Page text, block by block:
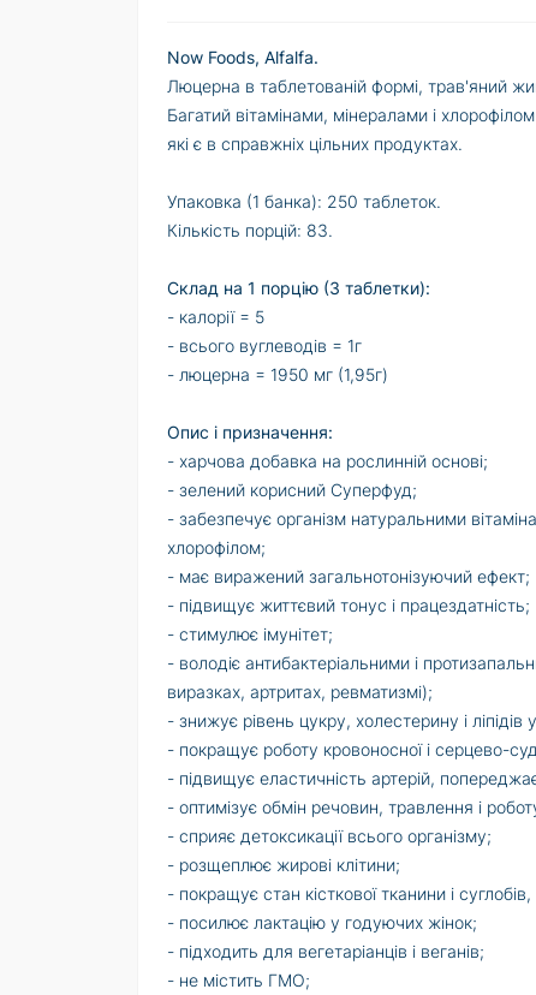
Now Foods, Alfalfa.
Люцерна в таблетованій формі, трав'яний
Багатий вітамінами, мінералами і
які є в справжніх цільних продуктах.
Упаковка (1 банка): 250 таблеток.
Кількість порцій: 83.
Склад на 1 порцію (3 таблетки):
- калорії = 5
- всього вуглеводів = 1г
- люцерна = 1950 мг (1,95г)
Опис і призначення:
- харчова добавка на рослинній основі;
- зелений корисний Суперфуд;
- забезпечує організм натуральними
хлорофілом;
- має виражений загальнотонізуючий ефект;
- підвищує життєвий тонус і працездатність;
- стимулює імунітет;
- володіє антибактеріальними і
виразках, артритах, ревматизмі);
- знижує рівень цукру, холестерину і ліпідів
- покращує роботу кровоносної і серцево-
- підвищує еластичність артерій,
- оптимізує обмін речовин, травлення і
- сприяє детоксикації всього організму;
- розщеплює жирові клітини;
- покращує стан кісткової тканини і суглобів,
- посилює лактацію у годуючих жінок;
- підходить для вегетаріанців і веганів;
- не містить ГМО;